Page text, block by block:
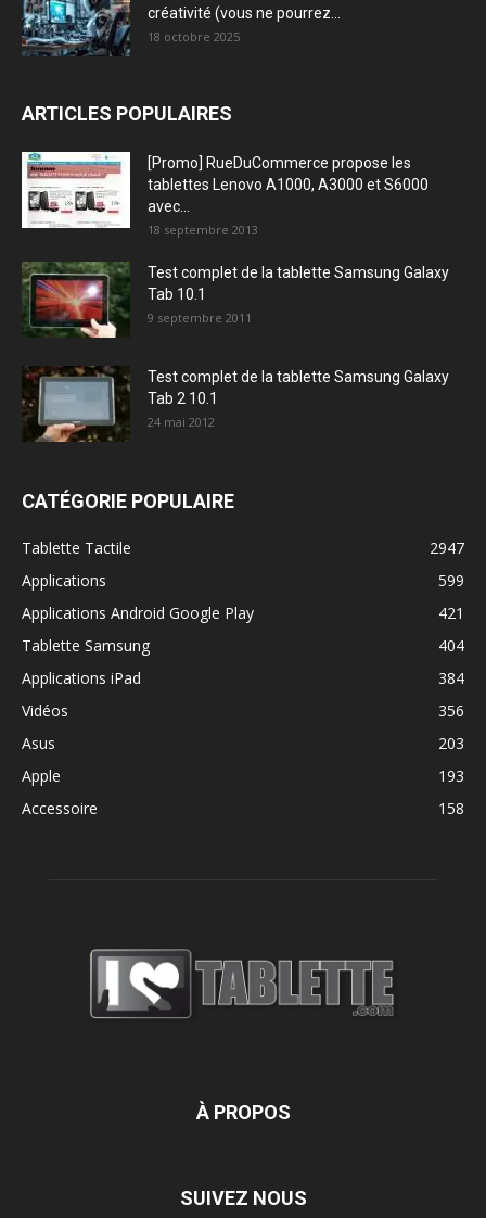
créativité (vous ne pourrez...
18 octobre 2025
ARTICLES POPULAIRES
[Promo] RueDuCommerce propose les
tablettes Lenovo A1000, A3000 et S6000
avec...
18 septembre 2013
Test complet de la tablette Samsung Galaxy
Tab 10.1
9 septembre 2011
Test complet de la tablette Samsung Galaxy
Tab 2 10.1
24 mai 2012
CATÉGORIE POPULAIRE
Tablette Tactile
2947
Applications
599
Applications Android Google Play
421
Tablette Samsung
404
Applications iPad
384
Vidéos
356
Asus
203
Apple
193
Accessoire
158
À PROPOS
SUIVEZ NOUS